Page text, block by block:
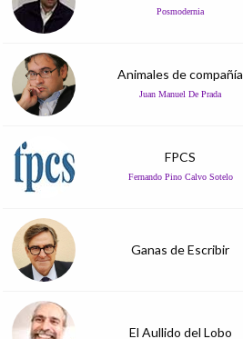
Posmodernia
Animales de compañía
Juan Manuel De Prada
FPCS
Fernando Pino Calvo Sotelo
Ganas de Escribir
El Aullido del Lobo